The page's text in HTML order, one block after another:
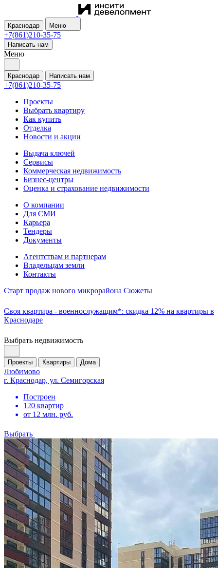
Краснодар Меню
+7(861)210-35-75
Написать нам
Меню
Краснодар Написать нам
+7(861)210-35-75
Проекты
Выбрать квартиру
Как купить
Отделка
Новости и акции
Выдача ключей
Сервисы
Коммерческая недвижимость
Бизнес-центры
Оценка и страхование недвижимости
О компании
Для СМИ
Карьера
Тендеры
Документы
Агентствам и партнерам
Владельцам земли
Контакты
Старт продаж нового микрорайона Сюжеты
Своя квартира - военнослужащим*: скидка 12% на квартиры в
Краснодаре
Выбрать недвижимость
Проекты Квартиры Дома
Любимово
г. Краснодар, ул. Семигорская
Построен
120 квартир
от 12 млн. руб.
Выбрать